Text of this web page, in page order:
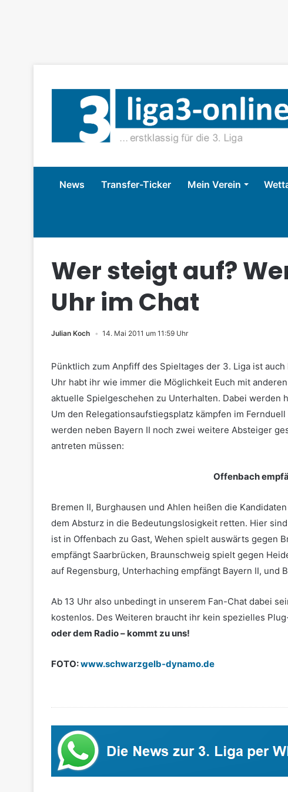
News Transfer-Ticker Mein Verein
Wer steigt auf?
Uhr im Chat
Julian Koch 14. Mai 2011 um 11:59 Uhr
Pünktlich zum Anpfiff des Spieltages der 3. Liga ist
Uhr habt ihr wie immer die Möglichkeit Euch mit
aktuelle Spielgeschehen zu Unterhalten. Dabei
Um den Relegationsaufstiegsplatz kämpfen im
werden neben Bayern II noch zwei weitere Absteiger
antreten müssen:
Offenbach
Bremen II, Burghausen und Ahlen heißen die
dem Absturz in die Bedeutungslosigkeit retten. Hier
ist in Offenbach zu Gast, Wehen spielt auswärts gegen
empfängt Saarbrücken, Braunschweig spielt gegen
auf Regensburg, Unterhaching empfängt Bayern II, und
Ab 13 Uhr also unbedingt in unserem Fan-Chat dabei
kostenlos. Des Weiteren braucht ihr kein spezielles
oder dem Radio – kommt zu uns!
FOTO:www.schwarzgelb-dynamo.de